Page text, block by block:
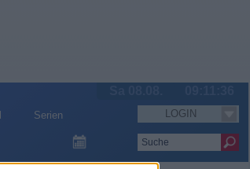
Serien LOGIN